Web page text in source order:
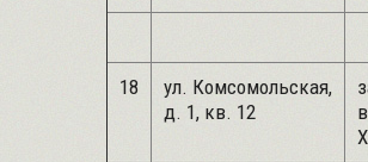
18
ул. Комсомольская,
д. 1, кв. 12